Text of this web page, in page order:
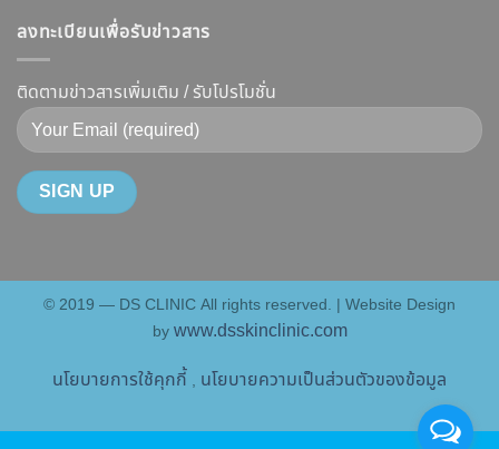
ดี
วิธี
นาน
ที่สุด
ผลลัพธ์
สมบูรณ์
สำหรับ
คน
อยาก
ลงทะเบียนเพื่อรับข่าวสาร
ติดตามข่าวสารเพิ่มเติม / รับโปรโมชั่น
© 2019 — DS CLINIC All rights reserved. | Website Design
bywww.dsskinclinic.com
นโยบายการใช้คุกกี้ , นโยบายความเป็นส่วนตัวของข้อมูล